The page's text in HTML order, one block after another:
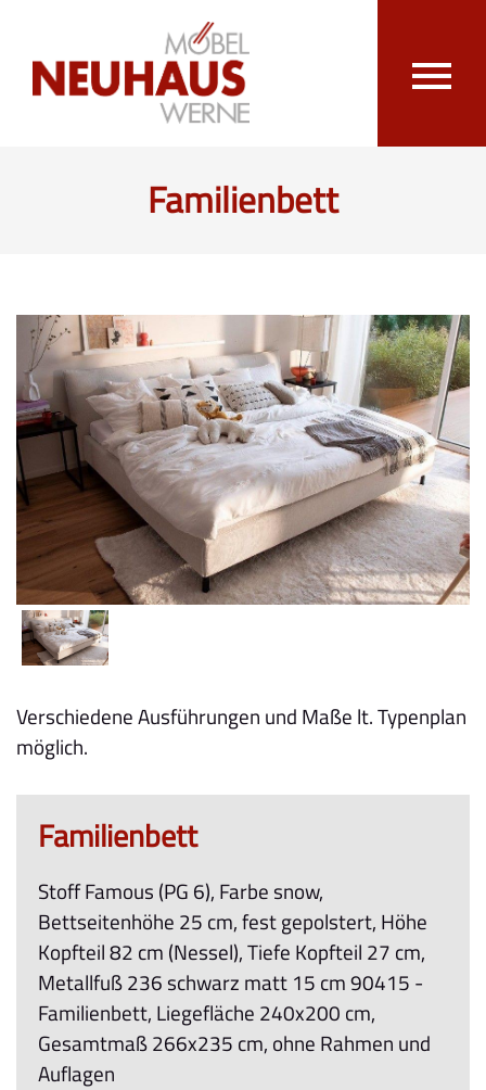
Familienbett
Verschiedene Ausführungen und Maße lt. Typenplan
möglich.
Familienbett
Stoff Famous (PG 6), Farbe snow,
Bettseitenhöhe 25 cm, fest gepolstert, Höhe
Kopfteil 82 cm (Nessel), Tiefe Kopfteil 27 cm,
Metallfuß 236 schwarz matt 15 cm 90415 -
Familienbett, Liegefläche 240x200 cm,
Gesamtmaß 266x235 cm, ohne Rahmen und
Auflagen